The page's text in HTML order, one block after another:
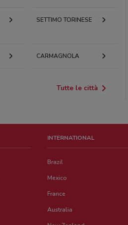
SETTIMO TORINESE
CARMAGNOLA
Tutte le città
INTERNATIONAL
Brazil
Mexico
France
Australia